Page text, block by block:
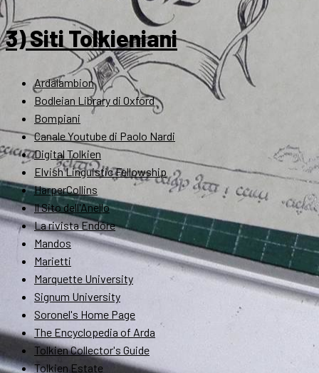
3) Siti Tolkieniani
Ardalambion
Bodleian Library di Oxford
Bompiani
Canale Youtube di Paolo Nardi
Digital Tolkien
Elvish Linguistic Fellowship
HarperCollins
Il Sito dell'Anello
La rivista Endóre
Mandos
Marietti
Marquette University
Signum University
Soronel's Home Page
The Encyclopedia of Arda
Tolkien Collector's Guide
Tolkien Estate